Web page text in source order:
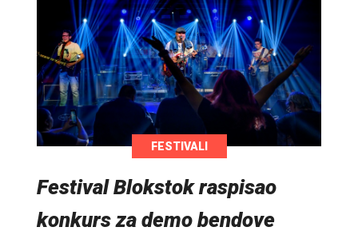
FESTIVALI
Festival Blokstok raspisao
konkurs za demo bendove